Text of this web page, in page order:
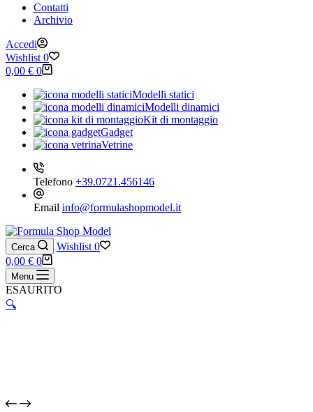
Contatti
Archivio
Accedi
Wishlist 0
Carrello
0,00 € 0
Modelli statici
Modelli dinamici
Kit di montaggio
Gadget
Vetrine
Telefono +39.0721.456146
Email info@formulashopmodel.it
Cerca Wishlist 0
Carrello
0,00 € 0
Menu
ESAURITO
🔍